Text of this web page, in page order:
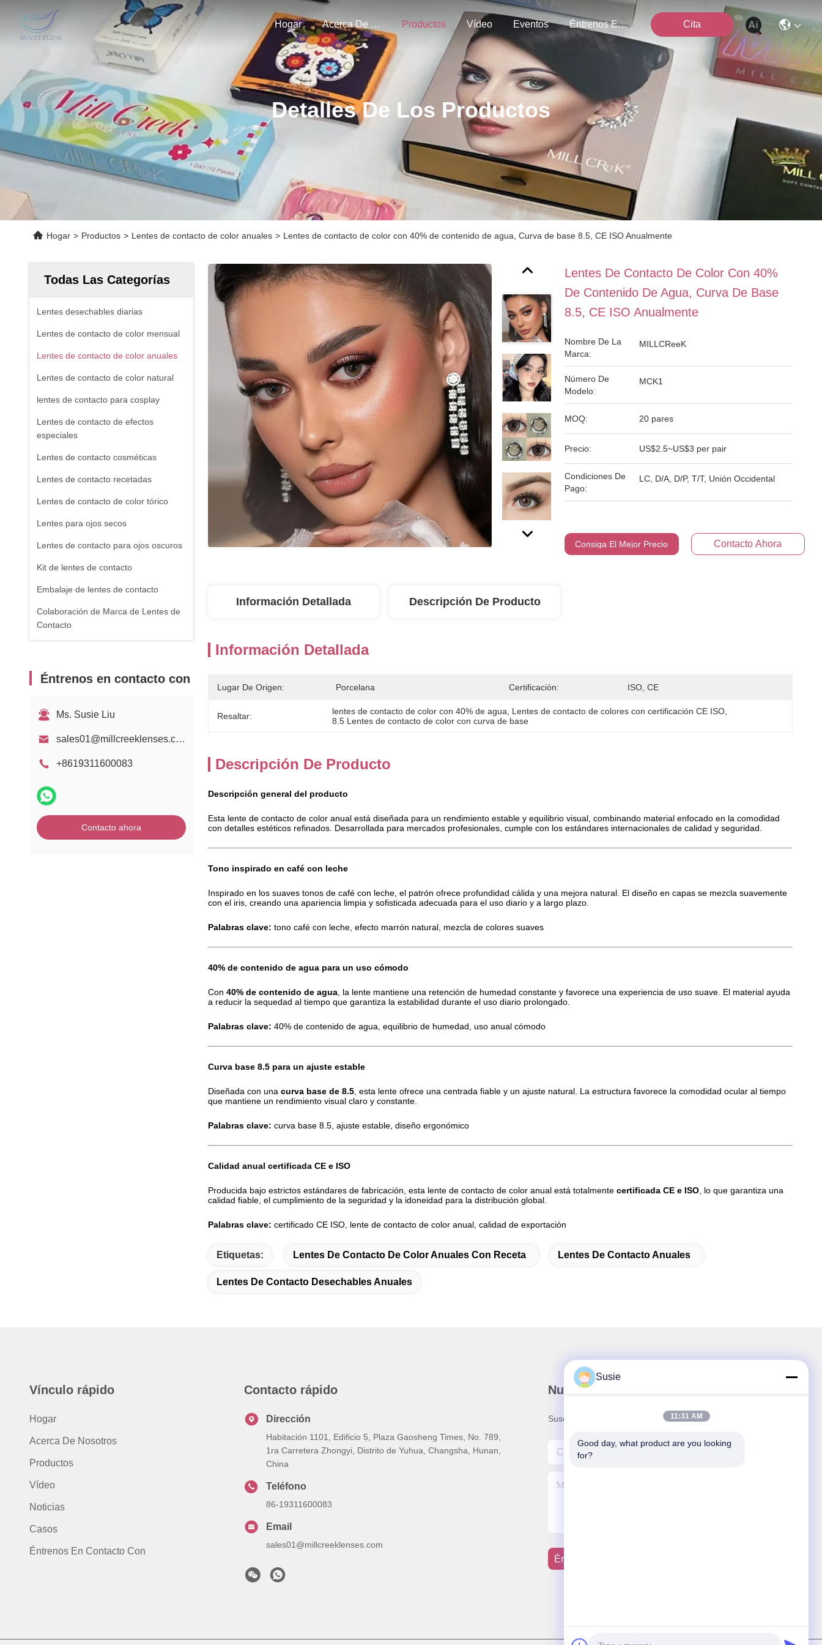
Hogar Acerca De Nosotros Productos Vídeo Eventos Éntrenos En Contacto Con Cita
Detalles De Los Productos
Hogar > Productos > Lentes de contacto de color anuales > Lentes de contacto de color con 40% de contenido de agua, Curva de base 8.5, CE ISO Anualmente
Todas Las Categorías
Lentes desechables diarias
Lentes de contacto de color mensual
Lentes de contacto de color anuales
Lentes de contacto de color natural
lentes de contacto para cosplay
Lentes de contacto de efectos
especiales
Lentes de contacto cosméticas
Lentes de contacto recetadas
Lentes de contacto de color tórico
Lentes para ojos secos
Lentes de contacto para ojos oscuros
Kit de lentes de contacto
Embalaje de lentes de contacto
Colaboración de Marca de Lentes de
Contacto
Éntrenos en contacto con
Ms. Susie Liu
sales01@millcreeklenses.com
+8619311600083
Contacto ahora
Lentes De Contacto De Color Con 40%
De Contenido De Agua, Curva De Base
8.5, CE ISO Anualmente
Nombre De La
Marca:
MILLCReeK
Número De
Modelo:
MCK1
MOQ: 20 pares
Precio: US$2.5~US$3 per pair
Condiciones De
Pago:
LC, D/A, D/P, T/T, Unión Occidental
Consiga El Mejor Precio Contacto Ahora
Información Detallada Descripción De Producto
Información Detallada
Lugar De Origen: Porcelana Certificación: ISO, CE
Resaltar: lentes de contacto de color con 40% de agua Lentes de contacto de colores con certificación CE ISO
8.5 Lentes de contacto de color con curva de base
Descripción De Producto
Descripción general del producto
Esta lente de contacto de color anual está diseñada para un rendimiento estable y equilibrio visual, combinando material enfocado en la comodidad
con detalles estéticos refinados. Desarrollada para mercados profesionales, cumple con los estándares internacionales de calidad y seguridad.
Tono inspirado en café con leche
Inspirado en los suaves tonos de café con leche, el patrón ofrece profundidad cálida y una mejora natural. El diseño en capas se mezcla suavemente
con el iris, creando una apariencia limpia y sofisticada adecuada para el uso diario y a largo plazo.
Palabras clave: tono café con leche, efecto marrón natural, mezcla de colores suaves
40% de contenido de agua para un uso cómodo
Con 40% de contenido de agua , la lente mantiene una retención de humedad constante y favorece una experiencia de uso suave. El material ayuda
a reducir la sequedad al tiempo que garantiza la estabilidad durante el uso diario prolongado.
Palabras clave: 40% de contenido de agua, equilibrio de humedad, uso anual cómodo
Curva base 8.5 para un ajuste estable
Diseñada con una curva base de 8.5 , esta lente ofrece una centrada fiable y un ajuste natural. La estructura favorece la comodidad ocular al tiempo
que mantiene un rendimiento visual claro y constante.
Palabras clave: curva base 8.5, ajuste estable, diseño ergonómico
Calidad anual certificada CE e ISO
Producida bajo estrictos estándares de fabricación, esta lente de contacto de color anual está totalmente certificada CE e ISO , lo que garantiza una
calidad fiable, el cumplimiento de la seguridad y la idoneidad para la distribución global.
Palabras clave: certificado CE ISO, lente de contacto de color anual, calidad de exportación
Etiquetas: Lentes De Contacto De Color Anuales Con Receta Lentes De Contacto Anuales
Lentes De Contacto Desechables Anuales
Vínculo rápido
Hogar
Acerca De Nosotros
Productos
Vídeo
Noticias
Casos
Éntrenos En Contacto Con
Contacto rápido
Dirección
Habitación 1101, Edificio 5, Plaza Gaosheng Times, No. 789,
1ra Carretera Zhongyi, Distrito de Yuhua, Changsha, Hunan,
China
Teléfono
86-19311600083
Email
sales01@millcreeklenses.com
Nuestro boletín
Suscríbete a nuestro boletín para obtener descuentos y más.
Éntrenos En Contacto Con
Susie
11:31 AM
Good day, what product are you looking
for?